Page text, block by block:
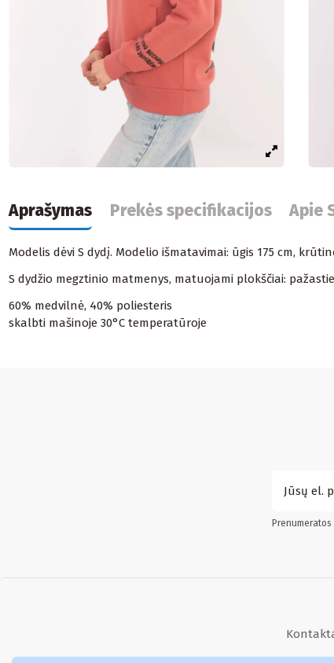
Aprašymas Prekės specifikacijos Apie
Modelis dėvi S dydį. Modelio išmatavimai: ūgis 175 cm,
S dydžio megztinio matmenys, matuojami plokščiai:
60% medvilnė, 40% poliesteris
skalbti mašinoje 30°C temperatūroje